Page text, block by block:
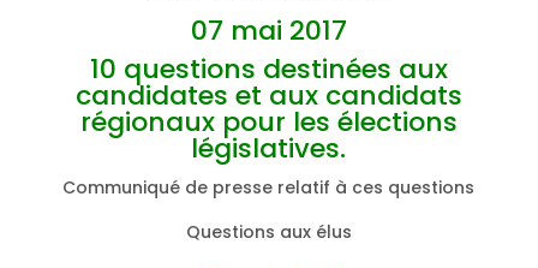
07 mai 2017
10 questions destinées aux
candidates et aux candidats
régionaux pour les élections
législatives.
Communiqué de presse relatif à ces questions
Questions aux élus